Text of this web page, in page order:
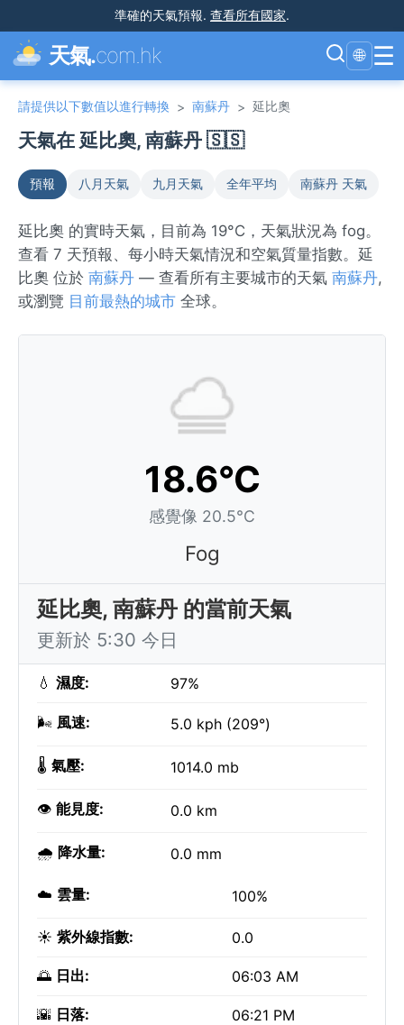
準確的天氣預報. 查看所有國家.
天氣.com.hk 🌐 ☰
請提供以下數值以進行轉換 > 南蘇丹 > 延比奧
天氣在 延比奧, 南蘇丹 🇸🇸
預報 八月天氣 九月天氣 全年平均 南蘇丹 天氣
延比奧 的實時天氣，目前為 19°C，天氣狀況為 fog。
查看 7 天預報、每小時天氣情況和空氣質量指數。延
比奧 位於 南蘇丹 — 查看所有主要城市的天氣 南蘇丹,
或瀏覽 目前最熱的城市 全球。
18.6°C
感覺像 20.5°C
Fog
延比奧, 南蘇丹 的當前天氣
更新於 5:30 今日
💧 濕度: 97%
🌬️ 風速: 5.0 kph (209°)
🌡️ 氣壓: 1014.0 mb
👁️ 能見度: 0.0 km
🌧️ 降水量: 0.0 mm
☁️ 雲量: 100%
☀️ 紫外線指數: 0.0
🌅 日出: 06:03 AM
🌇 日落: 06:21 PM